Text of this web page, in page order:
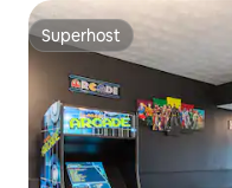
Superhost
Superhost